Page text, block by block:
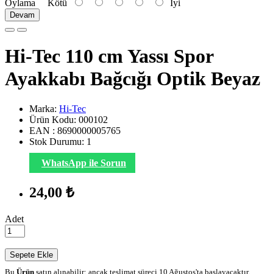
Oylama Kötü İyi
Devam
Hi-Tec 110 cm Yassı Spor
Ayakkabı Bağcığı Optik Beyaz
Marka: Hi-Tec
Ürün Kodu: 000102
EAN : 8690000005765
Stok Durumu: 1
WhatsApp ile Sorun
24,00 ₺
Adet
Sepete Ekle
Bu Ürün satın alınabilir; ancak teslimat süreci 10 Ağustos'ta başlayacaktır.